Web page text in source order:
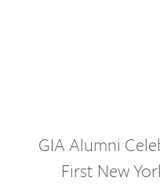
GIA Alumni
First New